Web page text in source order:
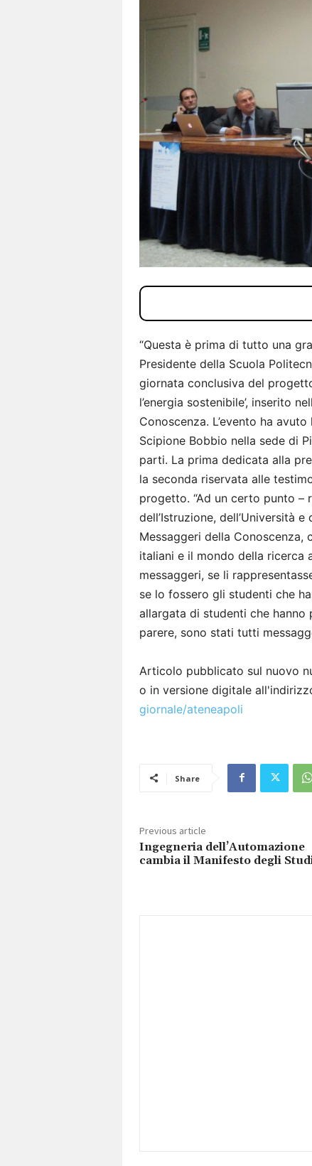
“Questa è prima di tutto una
Presidente della Scuola
giornata conclusiva del
l’energia sostenibile’, inserito
Conoscenza. L’evento ha
Scipione Bobbio nella sede di
parti. La prima dedicata alla
la seconda riservata alle
progetto. “Ad un certo punto –
dell’Istruzione, dell’Università
Messaggeri della Conoscenza,
italiani e il mondo della ricerca
messaggeri, se li
se lo fossero gli studenti che
allargata di studenti che
parere, sono stati tutti
Articolo pubblicato sul nuovo
o in versione digitale
giornale/ateneapoli
Share
Previous article
Ingegneria dell’Automazione
cambia il Manifesto degli